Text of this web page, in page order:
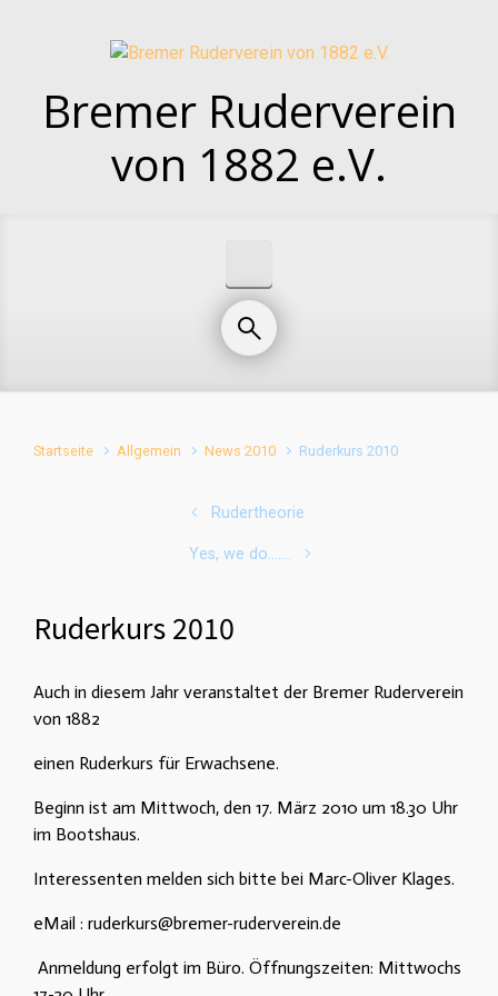
Bremer Ruderverein
von 1882 e.V.
Startseite Allgemein News 2010 Ruderkurs 2010
Rudertheorie
Yes, we do…….
Ruderkurs 2010
Auch in diesem Jahr veranstaltet der Bremer Ruderverein
von 1882
einen Ruderkurs für Erwachsene.
Beginn ist am Mittwoch, den 17. März 2010 um 18.30 Uhr
im Bootshaus.
Interessenten melden sich bitte bei Marc-Oliver Klages.
eMail : ruderkurs@bremer-ruderverein.de
Anmeldung erfolgt im Büro. Öffnungszeiten: Mittwochs